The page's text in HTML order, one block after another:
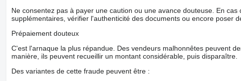
Ne consentez pas à payer une caution ou une avance douteuse. En
supplémentaires, vérifier l'authenticité des documents ou encore poser
Prépaiement douteux
C'est l'arnaque la plus répandue. Des vendeurs malhonnêtes peuvent
manière, ils peuvent recueillir un montant considérable, puis disparaître.
Des variantes de cette fraude peuvent être :